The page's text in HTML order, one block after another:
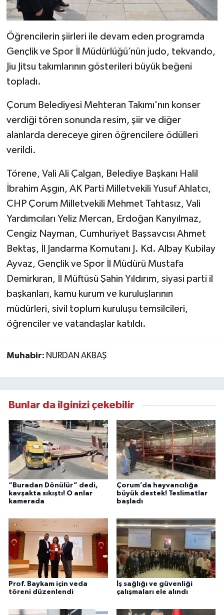
Öğrencilerin şiirleri ile devam eden programda
Gençlik ve Spor İl Müdürlüğü’nün judo, tekvando,
Jiu Jitsu takımlarının gösterileri büyük beğeni
topladı.
Çorum Belediyesi Mehteran Takımı'nın konser
verdiği tören sonunda resim, şiir ve diğer
alanlarda dereceye giren öğrencilere ödülleri
verildi.
Törene, Vali Ali Çalgan, Belediye Başkanı Halil
İbrahim Aşgın, AK Parti Milletvekili Yusuf Ahlatcı,
CHP Çorum Milletvekili Mehmet Tahtasız, Vali
Yardımcıları Yeliz Mercan, Erdoğan Kanyılmaz,
Cengiz Nayman, Cumhuriyet Başsavcısı Ahmet
Bektaş, İl Jandarma Komutanı J. Kd. Albay Kubilay
Ayvaz, Gençlik ve Spor İl Müdürü Mustafa
Demirkıran, İl Müftüsü Şahin Yıldırım, siyasi parti il
başkanları, kamu kurum ve kuruluşlarının
müdürleri, sivil toplum kuruluşu temsilcileri,
öğrenciler ve vatandaşlar katıldı.
Muhabir: NURDAN AKBAŞ
Bunlar da ilginizi çekebilir
“Buradan Dönülür” dedi,
kavşakta sıkıştı! O anlar
kamerada
Çorum’da hayvancılığa
büyük destek! Teslimatlar
başladı
Prof. Baykam için veda
töreni düzenlendi
İş sağlığı ve güvenliği
çalışmaları ele alındı